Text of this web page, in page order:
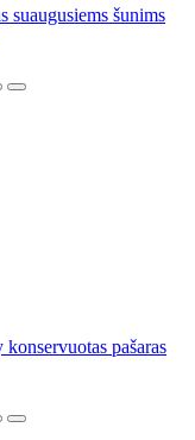
suaugusiems šunims
pašaras